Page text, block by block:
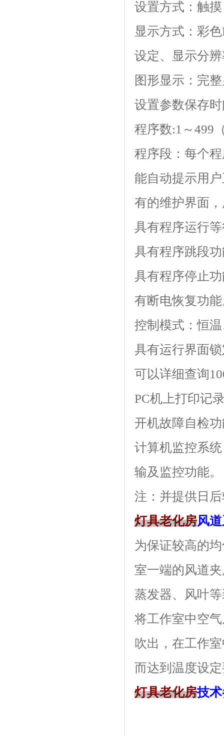
设置方式：触摸
显示方式：
设定、显示
图形显示：完
设置参数保存时
程序数:1～499（
程序段：每个
能自动提示用户正
有的维护界面
具有程序运行等待
具有程序跳段功能
具有程序停止功能
有断电恢复功能
控制模式：恒温
具有运行界面锁定
可以详细查询
PC机上打印记
开机故障自检功能
计算机监控系统
输及监控功能。
注：并提供日
灯具老化房风
为保证较高的均
室一端的风道夹层
蒸发器、风叶
将工作室中空气
吹出，在工作
而达到温度设定要
灯具老化房技